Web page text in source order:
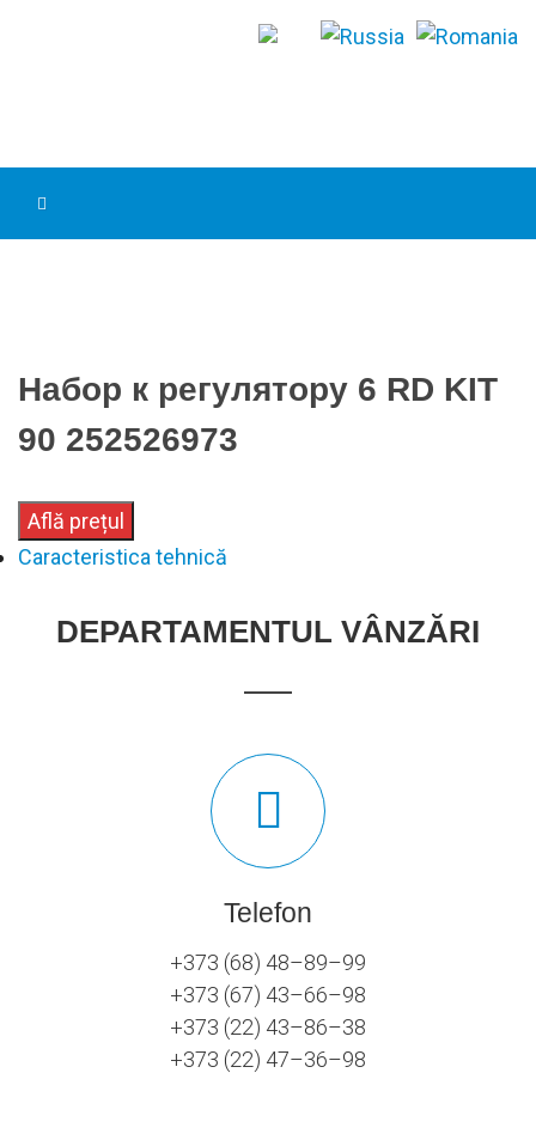
Набор к регулятору 6 RD KIT
90 252526973
Află prețul
Caracteristica tehnică
DEPARTAMENTUL VÂNZĂRI
Telefon
+373 (68) 48–89–99
+373 (67) 43–66–98
+373 (22) 43–86–38
+373 (22) 47–36–98